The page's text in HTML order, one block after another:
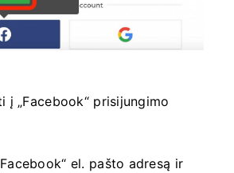
į „Facebook“ prisijungimo
el. pašto adresą ir